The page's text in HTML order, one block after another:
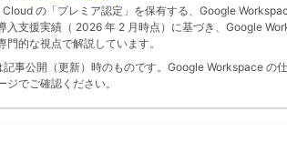
の「プレミア認定」を保有する、Google
入支援実績（ 2026 年 2 月時点）に基づき、Google
門的な視点で解説しています。
記事公開（更新）時のものです。Google Workspace の
ジでご確認ください。